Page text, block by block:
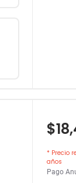
* Precio
años
Pago